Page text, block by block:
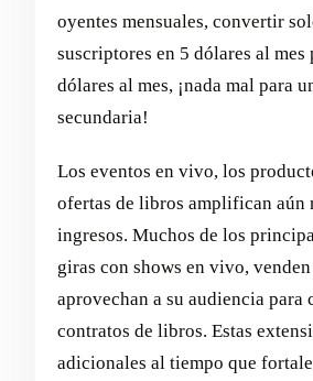
oyentes mensuales, convertir
suscriptores en 5 dólares al mes
dólares al mes, ¡nada mal para
secundaria!
Los eventos en vivo, los
ofertas de libros amplifican aún
ingresos. Muchos de los
giras con shows en vivo,
aprovechan a su audiencia
contratos de libros. Estas
adicionales al tiempo que